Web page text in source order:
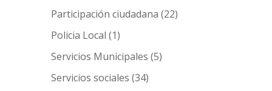
Participación ciudadana (22)
Policia Local (1)
Servicios Municipales (5)
Servicios sociales (34)